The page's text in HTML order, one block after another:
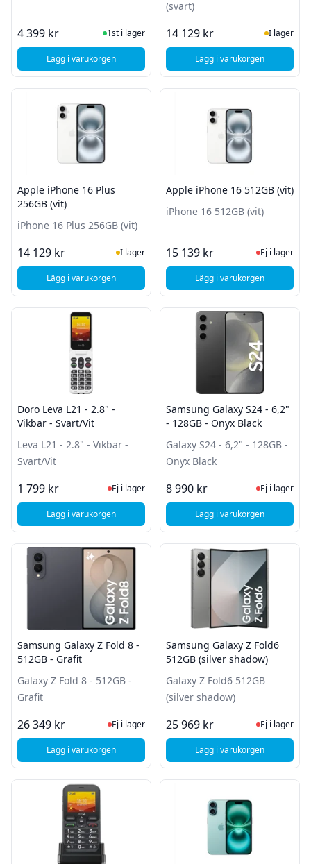
4 399 kr I Lager
1st i lager
Lägg i varukorgen, Samsung Galaxy A26 5G 128GB - Vit
(svart)
14 129 kr I Lager
I lager
Lägg i varukorgen
, Apple iPhone 16
Apple iPhone 16 Plus
256GB (vit)
iPhone 16 Plus 256GB (vit)
14 129 kr I Lager
I lager
Lägg i varukorgen, Apple iPhone 16 Plus 256GB (vit)
Apple iPhone 16 512GB (vit)
iPhone 16 512GB (vit)
15 139 kr Ej i lager,
Ej i lager
Lägg i varukorgen
, Apple iPhone 16
Doro Leva L21 - 2.8" -
Vikbar - Svart/Vit
Leva L21 - 2.8" - Vikbar -
Svart/Vit
1 799 kr Ej i lager, besök produktsidan för
Ej i lager
Lägg i varukorgen, Doro Leva L21 - 2.8" - Vikbar - Svart/Vit
Samsung Galaxy S24 - 6,2"
- 128GB - Onyx Black
Galaxy S24 - 6,2" - 128GB -
Onyx Black
8 990 kr Ej i lager,
Ej i lager
Lägg i varukorgen, Samsung Galaxy
Samsung Galaxy Z Fold 8 -
512GB - Grafit
Galaxy Z Fold 8 - 512GB -
Grafit
26 349 kr Ej i lager, besök produktsidan för
Ej i lager
Lägg i varukorgen, Samsung Galaxy Z Fold 8 - 512GB - Grafit
Samsung Galaxy Z Fold6
512GB (silver shadow)
Galaxy Z Fold6 512GB
(silver shadow)
25 969 kr Ej i lager,
Ej i lager
Lägg i varukorgen, Samsung Galaxy Z